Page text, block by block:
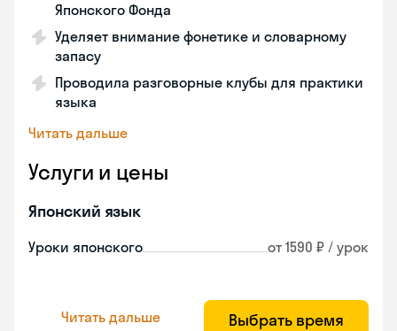
Японского Фонда
Уделяет внимание фонетике и словарному
запасу
Проводила разговорные клубы для практики
языка
Читать дальше
Услуги и цены
Японский язык
Уроки японского от 1590 ₽ / урок
Читать дальше Выбрать время